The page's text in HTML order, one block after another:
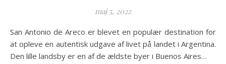
maj 5, 2022
San Antonio de Areco er blevet en populær destination for
at opleve en autentisk udgave af livet på landet i Argentina.
Den lille landsby er en af de ældste byer i Buenos Aires…